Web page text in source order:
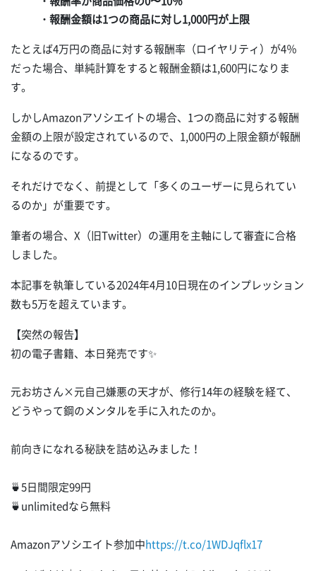
・報酬金額は1つの商品に対し1,000円が上限
たとえば4万円の商品に対する報酬率（ロイヤリティ）が4％
だった場合、単純計算をすると報酬金額は1,600円になりま
す。
しかしAmazonアソシエイトの場合、1つの商品に対する報酬
金額の上限が設定されているので、1,000円の上限金額が報酬
になるのです。
それだけでなく、前提として「多くのユーザーに見られてい
るのか」が重要です。
筆者の場合、X（旧Twitter）の運用を主軸にして審査に合格
しました。
本記事を執筆している2024年4月10日現在のインプレッション
数も5万を超えています。
【突然の報告】
初の電子書籍、本日発売です✨
元お坊さん×元自己嫌悪の天才が、修行14年の経験を経て、
どうやって鋼のメンタルを手に入れたのか。
前向きになれる秘訣を詰め込みました！
🍵5日間限定99円
🍵unlimitedなら無料
Amazonアソシエイト参加中https://t.co/1WDJqflx17